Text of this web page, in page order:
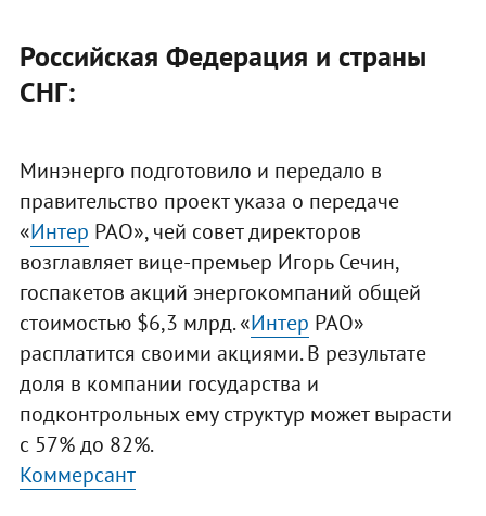
Российская Федерация и страны
СНГ:
Минэнерго подготовило и передало в
правительство проект указа о передаче
«Интер РАО», чей совет директоров
возглавляет вице-премьер Игорь Сечин,
госпакетов акций энергокомпаний общей
стоимостью $6,3 млрд. «Интер РАО»
расплатится своими акциями. В результате
доля в компании государства и
подконтрольных ему структур может вырасти
с 57% до 82%.
Коммерсант